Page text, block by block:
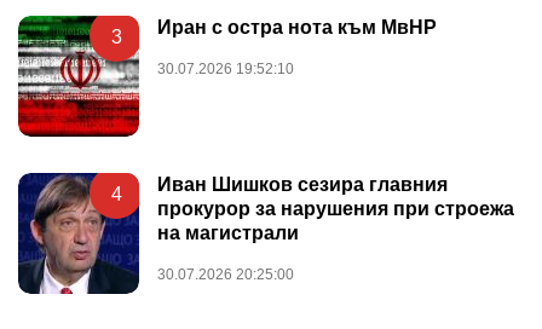
3 Иран с остра нота към МвНР
30.07.2026 19:52:10
4
Иван Шишков сезира главния
прокурор за нарушения при строежа
на магистрали
30.07.2026 20:25:00